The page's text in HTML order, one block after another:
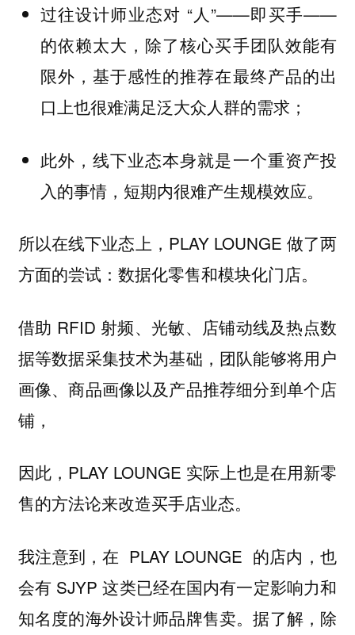
过往设计师业态对 “人”——即买手——
的依赖太大，除了核心买手团队效能有
限外，基于感性的推荐在最终产品的出
口上也很难满足泛大众人群的需求；
此外，线下业态本身就是一个重资产投
入的事情，短期内很难产生规模效应。
所以在线下业态上，PLAY LOUNGE 做了两
方面的尝试：数据化零售和模块化门店。
借助 RFID 射频、光敏、店铺动线及热点数
据等数据采集技术为基础，团队能够将用户
画像、商品画像以及产品推荐细分到单个店
铺，
因此，PLAY LOUNGE 实际上也是在用新零
售的方法论来改造买手店业态。
我注意到，在 PLAY LOUNGE 的店内，也
会有 SJYP 这类已经在国内有一定影响力和
知名度的海外设计师品牌售卖。据了解，除